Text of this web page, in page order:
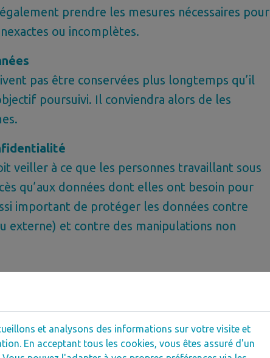
prendre les mesures nécessaires pour
ou incomplètes.
pas être conservées plus longtemps qu’il
poursuivi. Il conviendra alors de les
veiller à ce que les personnes travaillant sous
qu’aux données dont elles ont besoin pour
important de protéger les données contre
externe) et contre des manipulations non
:
de déclaration des traitements de
et analysons des informations sur votre visite et
En acceptant tous les cookies, vous êtes assuré d'un